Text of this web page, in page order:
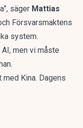
säger Mattias
Försvarsmaktens
system.
men vi måste
Kina. Dagens